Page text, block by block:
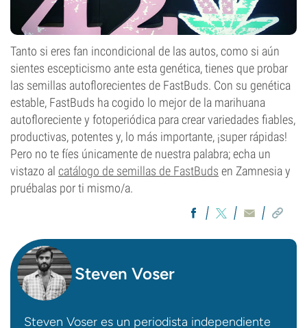
Tanto si eres fan incondicional de las autos, como si aún
sientes escepticismo ante esta genética, tienes que probar
las semillas autoflorecientes de FastBuds. Con su genética
estable, FastBuds ha cogido lo mejor de la marihuana
autofloreciente y fotoperiódica para crear variedades fiables,
productivas, potentes y, lo más importante, ¡super rápidas!
Pero no te fíes únicamente de nuestra palabra; echa un
vistazo al catálogo de semillas de FastBuds en Zamnesia y
pruébalas por ti mismo/a.
Steven Voser
Steven Voser es un periodista independiente